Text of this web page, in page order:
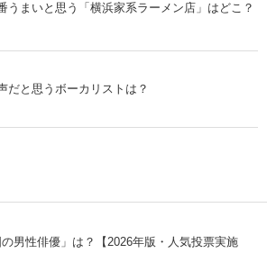
うまいと思う「横浜家系ラーメン店」はどこ？
だと思うボーカリストは？
男性俳優」は？【2026年版・人気投票実施